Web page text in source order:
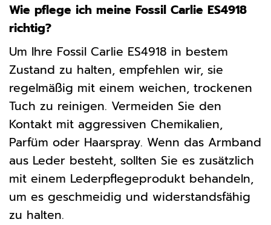
Wie pflege ich meine Fossil Carlie ES4918
richtig?
Um Ihre Fossil Carlie ES4918 in bestem
Zustand zu halten, empfehlen wir, sie
regelmäßig mit einem weichen, trockenen
Tuch zu reinigen. Vermeiden Sie den
Kontakt mit aggressiven Chemikalien,
Parfüm oder Haarspray. Wenn das Armband
aus Leder besteht, sollten Sie es zusätzlich
mit einem Lederpflegeprodukt behandeln,
um es geschmeidig und widerstandsfähig
zu halten.